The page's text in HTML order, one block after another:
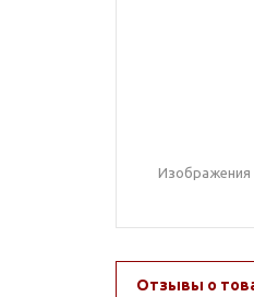
Изображения
Отзывы о